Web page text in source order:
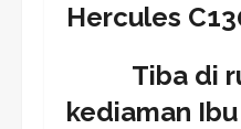
Hercules
Tiba di
kediaman